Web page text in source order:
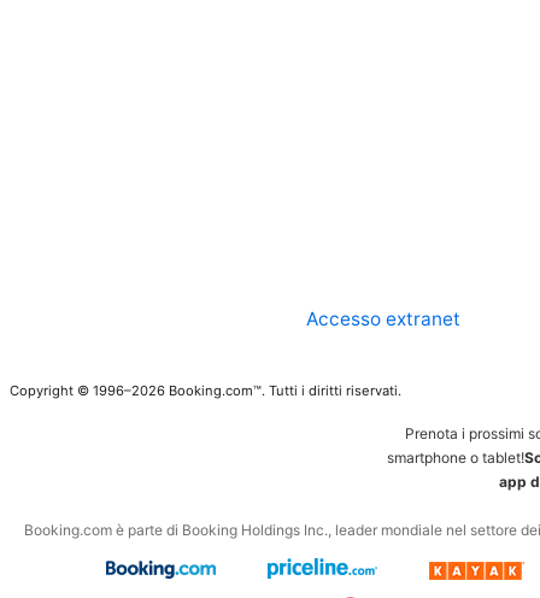
Accesso extranet
Copyright © 1996–2026 Booking.com™. Tutti i diritti riservati.
Prenota i prossimi
smartphone o tablet!
app
Booking.com è parte di Booking Holdings Inc., leader mondiale nel settore